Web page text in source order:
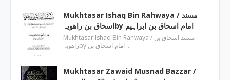
Mukhtasar Ishaq Bin Rahwaya ‎/ مسند
اسحاق بن راھویہby ‎امام اسحاق بن ابراہیم
Mukhtasar Ishaq Bin Rahwaya ‎/ مسند اسحاق بن
راھویہby ‎امام اسحاق بن …
Mukhtasar Zawaid Musnad Bazzar ‎/